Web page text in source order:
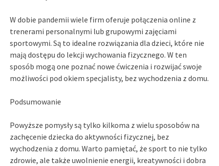
W dobie pandemii wiele firm oferuje połączenia online z
trenerami personalnymi lub grupowymi zajęciami
sportowymi. Są to idealne rozwiązania dla dzieci, które nie
mają dostępu do lekcji wychowania fizycznego. W ten
sposób mogą one poznać nowe ćwiczenia i rozwijać swoje
możliwości pod okiem specjalisty, bez wychodzenia z domu.
Podsumowanie
Powyższe pomysły są tylko kilkoma z wielu sposobów na
zachęcenie dziecka do aktywności fizycznej, bez
wychodzenia z domu. Warto pamiętać, że sport to nie tylko
zdrowie, ale także uwolnienie energii, kreatywności i dobra